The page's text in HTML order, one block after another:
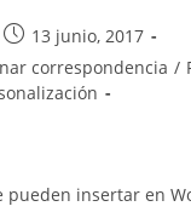
Publicación
de
la
13 junio, 2017
correspondencia /
pueden insertar en